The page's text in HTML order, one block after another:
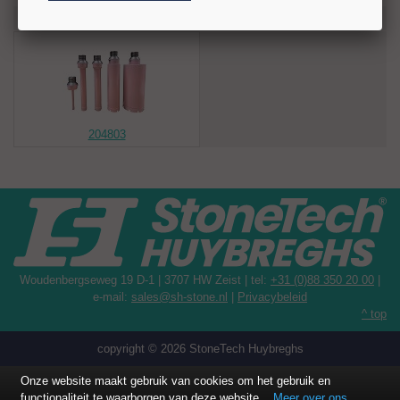
Toepassingen
Boorlengte (BD): 120 mm
Aansluiting: R 1/2" + M14
Toerental: 1.800–2.300 rpm
Minimaal koelwater: 5 l/min
204803
Woudenbergseweg 19 D-1 | 3707 HW Zeist | tel: +31 (0)88 350 20 00
e-mail: sales@sh-stone.nl
Privacybeleid
^ top
copyright © 2026 StoneTech Huybreghs
Onze website maakt gebruik van cookies om het gebruik en